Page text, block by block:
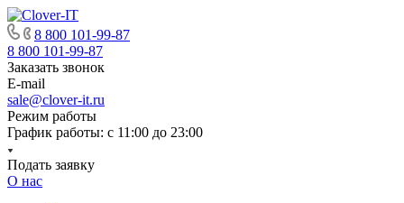
8 800 101-99-87
8 800 101-99-87
Заказать звонок
E-mail
sale@clover-it.ru
Режим работы
График работы: с 11:00 до 23:00
Подать заявку
О нас